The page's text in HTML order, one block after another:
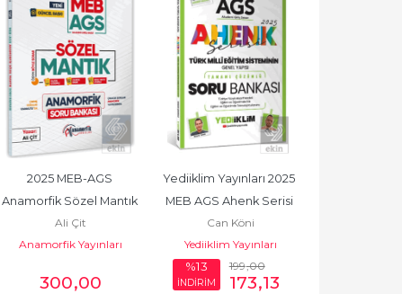
2025 MEB-AGS
Anamorfik Sözel Mantık
Soru Bankası
Ali Çit
Anamorfik Yayınları
300,00
Yediiklim Yayınları 2025
MEB AGS Ahenk Serisi
Türk Milli Eğitim...
Can Köni
Yediiklim Yayınları
%13
İNDİRİM
199,00
173,13